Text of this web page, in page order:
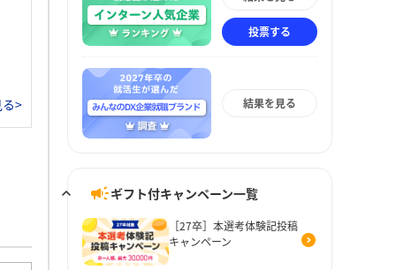
>
投票する
結果を見る
ギフト付キャンペーン一覧
［27卒］本選考体験記投稿
キャンペーン